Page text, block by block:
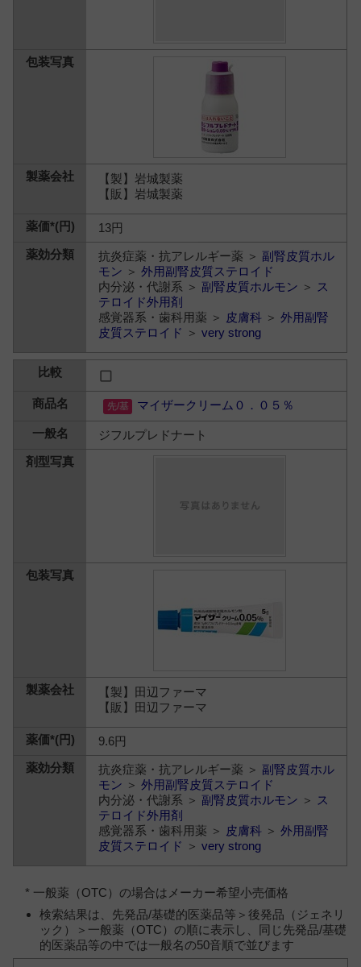
【製】岩城製薬
【販】岩城製薬
13円
抗炎症薬・抗アレルギー薬 ＞ 副腎皮質ホル
モン ＞外用副腎皮質ステロイド
内分泌・代謝系 ＞ 副腎皮質ホルモン ＞ ス
テロイド外用剤
感覚器系・歯科用薬 ＞ 皮膚科 ＞外用副腎
皮質ステロイド ＞very strong
マイザークリーム０．０５％
ジフルプレドナート
【製】田辺ファーマ
【販】田辺ファーマ
9.6円
抗炎症薬・抗アレルギー薬 ＞ 副腎皮質ホル
モン ＞外用副腎皮質ステロイド
内分泌・代謝系 ＞ 副腎皮質ホルモン ＞ ス
テロイド外用剤
感覚器系・歯科用薬 ＞ 皮膚科 ＞外用副腎
皮質ステロイド ＞very strong
* 一般薬（OTC）の場合はメーカー希望小売価格
検索結果は、先発品/基礎的医薬品等＞後発品（ジェネリ
ック）＞一般薬（OTC）の順に表示し、同じ先発品/基礎
的医薬品等の中では一般名の50音順で並びます